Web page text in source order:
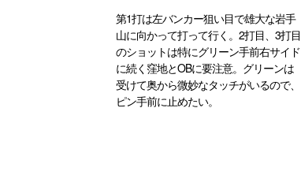
第1打は左バンカー狙い目で雄大な岩手
山に向かって打って行く。2打目、3打目
のショットは特にグリーン手前右サイド
に続く窪地とOBに要注意。グリーンは
受けて奥から微妙なタッチがいるので、
ピン手前に止めたい。